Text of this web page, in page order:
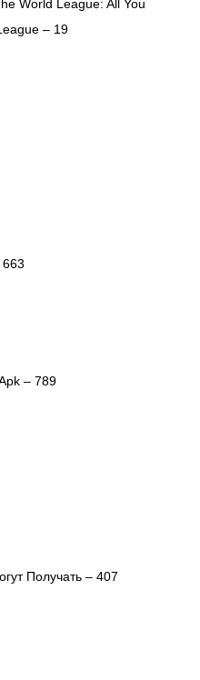
World League: All You
– 19
– 789
Получать – 407